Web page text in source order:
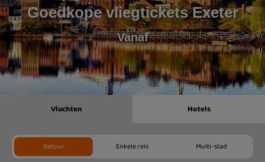
Goedkope vliegtickets Exeter
Vanaf